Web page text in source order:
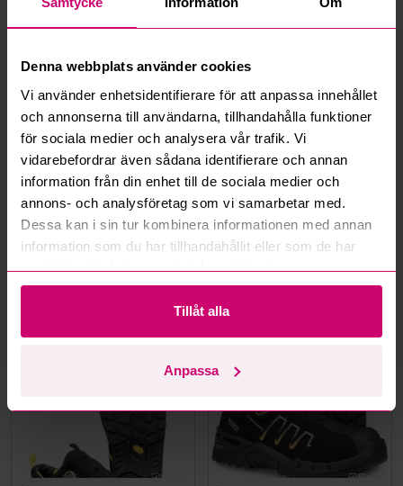
Denna webbplats använder cookies
Vi använder enhetsidentifierare för att anpassa innehållet
och annonserna till användarna, tillhandahålla funktioner
för sociala medier och analysera vår trafik. Vi
vidarebefordrar även sådana identifierare och annan
information från din enhet till de sociala medier och
annons- och analysföretag som vi samarbetar med.
Dessa kan i sin tur kombinera informationen med annan
information som du har tillhandahållit eller som de har
samlat in när du har använt deras tjänster.
Tillåt alla
Anpassa
Bromma 9d 18h
Exalter, stl. 40
0 kr ·0 bud
Bromma 9d 18h
Exalter, stl. 40
0 kr ·0 bud
Skyddskänga Jalas 9988
Oanvänd
Skyddskänga Jalas 9988
Oanvänd
Oanvänd